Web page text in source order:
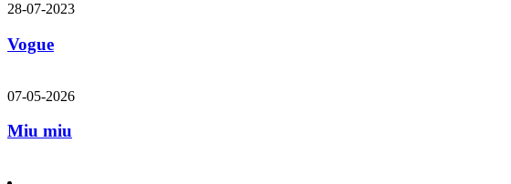
28-07-2023
Vogue
07-05-2026
Miu miu